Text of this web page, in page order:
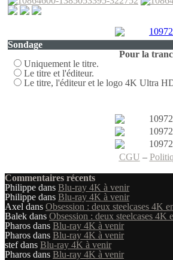
Sondage
Pour la
Uniquement le titre.
Le titre et l'éditeur.
Le titre, l'éditeur et le logo 4K Ultra
CGU –
Commentaires récents
Philippe dans Blu-ray 4K à venir
Philippe dans Blu-ray 4K à venir
Axel dans Obsession : deux steelcases 4K
Balek dans Obsession : deux steelcases
Pharos dans Blu-ray 4K à venir
Pharos dans Blu-ray 4K à venir
stefdans Blu-ray 4K à venir
Pharos dans Blu-ray 4K à venir